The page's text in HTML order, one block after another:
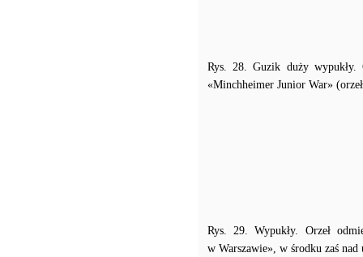
Rys. 28. Guzik duży wypukły.
«Minchheimer Junior War»
Rys. 29. Wypukły. Orzeł
w Warszawie», w środku zaś